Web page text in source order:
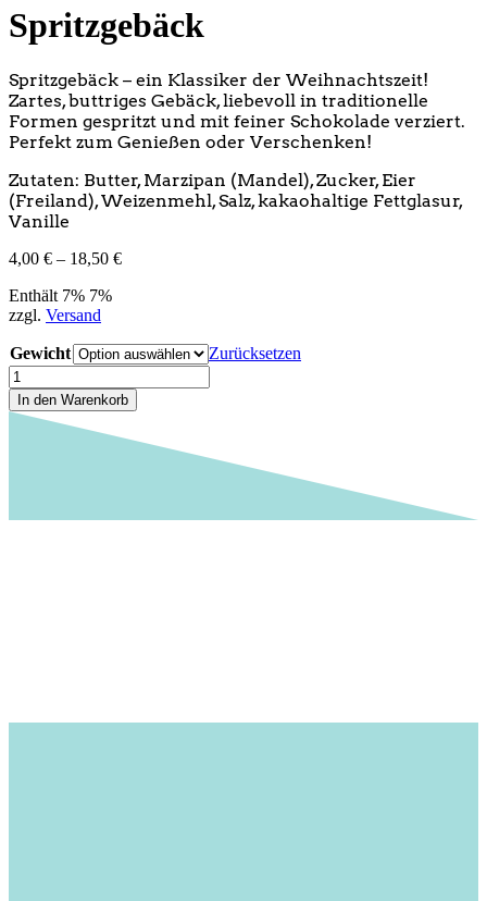
Spritzgebäck
Spritzgebäck – ein Klassiker der Weihnachtszeit!
Zartes, buttriges Gebäck, liebevoll in traditionelle
Formen gespritzt und mit feiner Schokolade verziert.
Perfekt zum Genießen oder Verschenken!
Zutaten: Butter, Marzipan (Mandel), Zucker, Eier
(Freiland), Weizenmehl, Salz, kakaohaltige Fettglasur,
Vanille
4,00 € – 18,50 €Preisspanne:
Enthält 7% 7%
zzgl. Versand
Gewicht
Zurücksetzen
Spritzgebäck
Menge
In den Warenkorb